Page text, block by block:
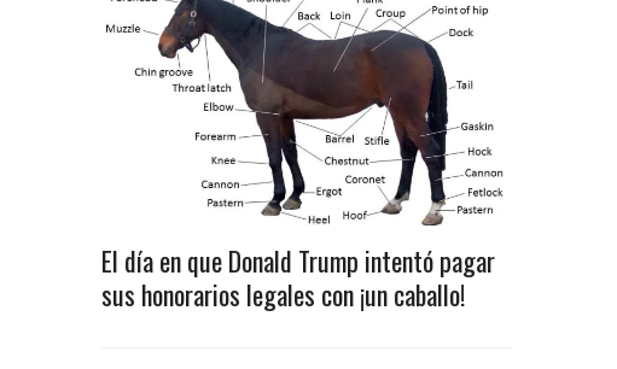
El día en que Donald Trump intentó pagar
sus honorarios legales con ¡un caballo!